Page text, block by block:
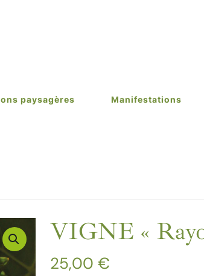
paysagères Manifestations
VIGNE «
25,00 €